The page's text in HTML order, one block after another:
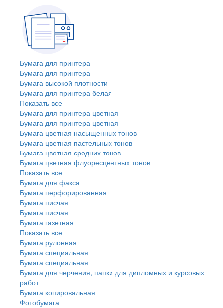
Бумага для принтера
Бумага для принтера
Бумага высокой плотности
Бумага для принтера белая
Показать все
Бумага для принтера цветная
Бумага для принтера цветная
Бумага цветная насыщенных тонов
Бумага цветная пастельных тонов
Бумага цветная средних тонов
Бумага цветная флуоресцентных тонов
Показать все
Бумага для факса
Бумага перфорированная
Бумага писчая
Бумага писчая
Бумага газетная
Показать все
Бумага рулонная
Бумага специальная
Бумага специальная
Бумага для черчения, папки для дипломных и курсовых
работ
Бумага копировальная
Фотобумага